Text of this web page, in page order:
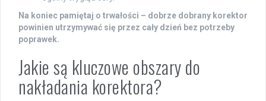
Na koniec pamiętaj o trwałości – dobrze dobrany korektor
powinien utrzymywać się przez cały dzień bez potrzeby
poprawek.
Jakie są kluczowe obszary do
nakładania korektora?